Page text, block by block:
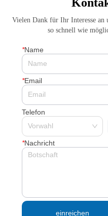
Literaturzusammenfassung
Vielen Dank für Ihr Interesse an
so schnell wie
*Name
*Email
Telefon
*Nachricht
einreichen